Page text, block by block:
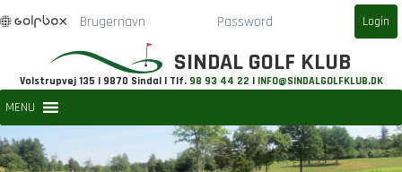
SINDAL GOLF KLUB
Volstrupvej 135 | 9870 Sindal | Tlf. 98 93 44 22 | INFO@SINDALGOLFKLUB.DK
MENU